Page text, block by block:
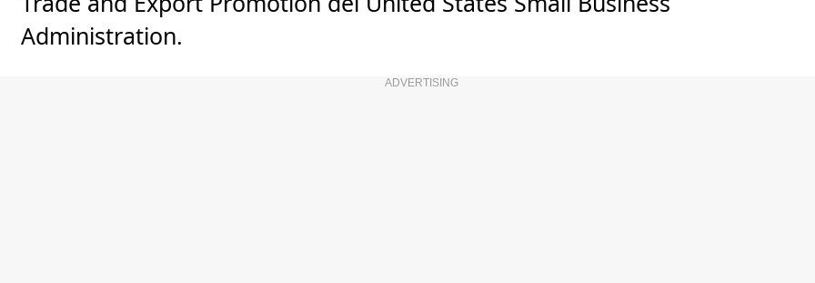
Administration.
ADVERTISING